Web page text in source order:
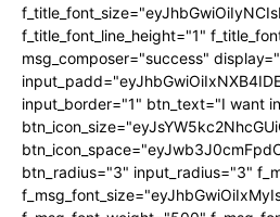
f_title_font_line_height="1"
msg_composer="success"
input_border="1" btn_text="I want
btn_radius="3" input_radius="3"